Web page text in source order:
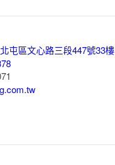
屯區文心路三段447號33樓